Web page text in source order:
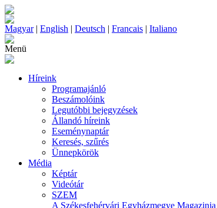
Magyar| English | Deutsch | Francais | Italiano
Menü
Híreink
Programajánló
Beszámolóink
Legutóbbi bejegyzések
Állandó híreink
Eseménynaptár
Keresés, szűrés
Ünnepkörök
Média
Képtár
Videótár
SZEM
A Székesfehérvári Egyházmegye Magazinja